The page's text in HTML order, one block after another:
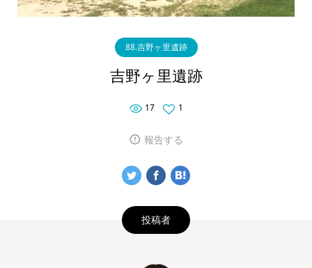
88.吉野ヶ里遺跡
吉野ヶ里遺跡
17 1
報告する
投稿者